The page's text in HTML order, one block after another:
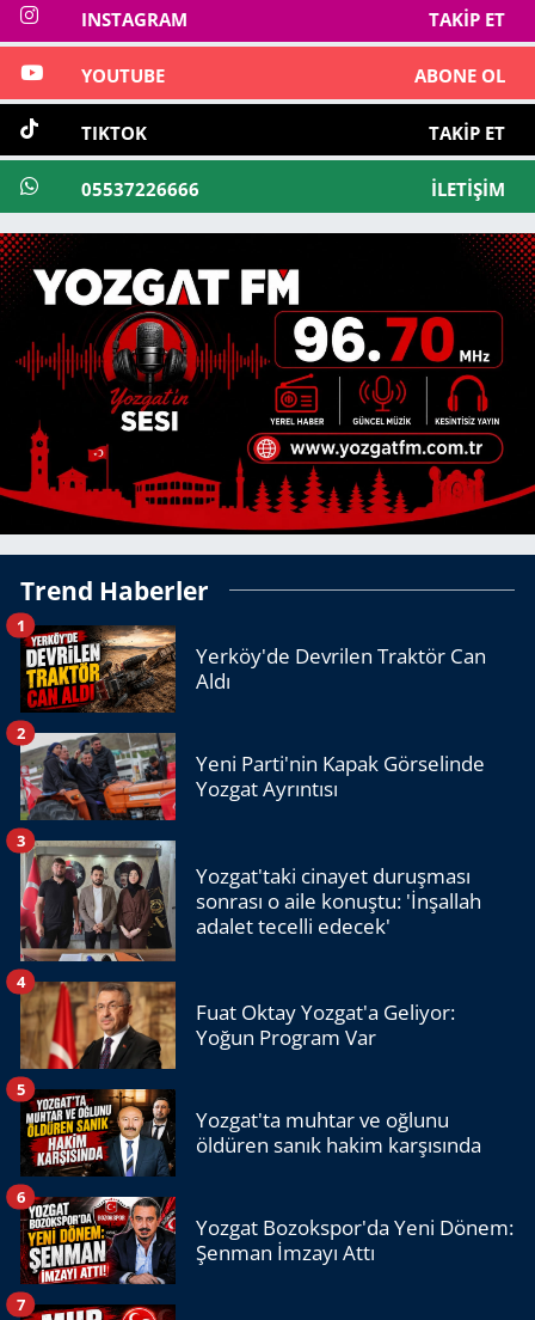
INSTAGRAM TAKIP ET
YOUTUBE ABONE OL
TIKTOK TAKIP ET
05537226666 İLETIŞIM
Trend Haberler
Yerköy'de Devrilen Traktör Can
Aldı
1
Yeni Parti'nin Kapak Görselinde
Yozgat Ayrıntısı
2
Yozgat'taki cinayet duruşması
sonrası o aile konuştu: 'İnşallah
adalet tecelli edecek'
3
Fuat Oktay Yozgat'a Geliyor:
Yoğun Program Var
4
Yozgat'ta muhtar ve oğlunu
öldüren sanık hakim karşısında
5
Yozgat Bozokspor'da Yeni Dönem:
Şenman İmzayı Attı
6
7